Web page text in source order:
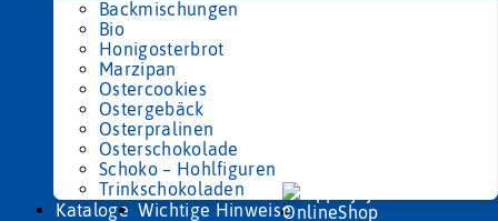
Backmischungen
Bio
Honigosterbrot
Marzipan
Ostercookies
Ostergebäck
Osterpralinen
Osterschokolade
Schoko – Hohlfiguren
Trinkschokoladen
Kataloge Wichtige Hinweise